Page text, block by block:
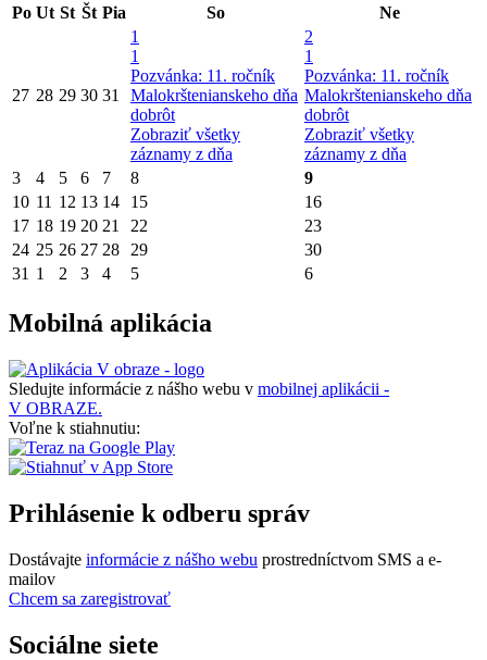
Po Ut St Št Pia So Ne
27 28 29 30 31
1
1
Pozvánka: 11. ročník
Malokrštenianskeho dňa
dobrôt
Zobraziť všetky
záznamy z dňa
2
1
Pozvánka: 11. ročník
Malokrštenianskeho dňa
dobrôt
Zobraziť všetky
záznamy z dňa
3
4 5 6 7 8
9
10 11 12 13 14 15
16
17 18 19 20 21 22
23
24 25 26 27 28 29
30
31 1 2 3 4 5 6
Mobilná aplikácia
Sledujte informácie z nášho webu v mobilnej aplikácii -
V OBRAZE.
Voľne k stiahnutiu:
Prihlásenie k odberu správ
Dostávajte informácie z nášho webu prostredníctvom SMS a e-
mailov
Chcem sa zaregistrovať
Sociálne siete